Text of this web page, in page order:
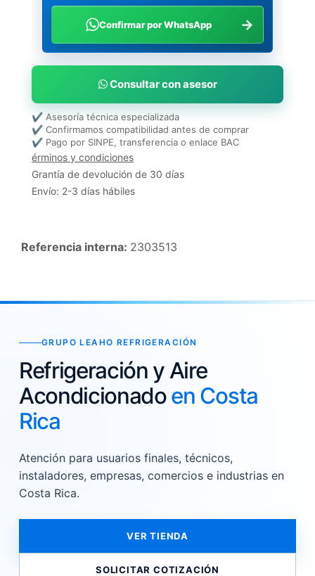
Confirmar por WhatsApp →
Consultar con asesor
✔ Asesoría técnica especializada
✔ Confirmamos compatibilidad antes de comprar
✔ Pago por SINPE, transferencia o enlace BAC
érminos y condiciones
Grantía de devolución de 30 días
Envío: 2-3 días hábiles
Referencia interna: 2303513
GRUPO LEAHO REFRIGERACIÓN
Refrigeración y Aire
Acondicionadoen Costa
Rica
Atención para usuarios finales, técnicos,
instaladores, empresas, comercios e industrias en
Costa Rica.
VER TIENDA
SOLICITAR COTIZACIÓN